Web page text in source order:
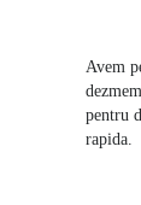
Avem
pentru
rapida.